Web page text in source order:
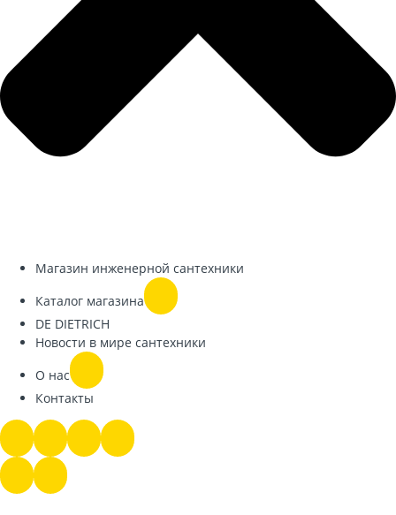
Магазин инженерной сантехники
Каталог магазина
DE DIETRICH
Новости в мире сантехники
О нас
Контакты